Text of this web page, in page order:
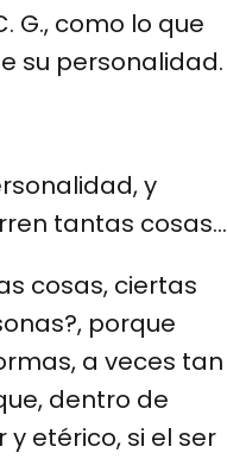
G., como lo que
su personalidad.
y
tantas cosas…
cosas, ciertas
porque
a veces tan
dentro de
etérico, si el ser